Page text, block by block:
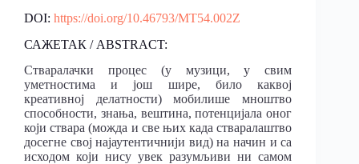
DOI: https://doi.org/10.46793/MT54.002Z
САЖЕТАК / ABSTRACT:
Стваралачки процес (у музици, у свим
уметностима и још шире, било каквој
креативној делатности) мобилише мноштво
способности, знања, вештина, потенцијала оног
који ствара (можда и све њих када стваралаштво
досегне свој најаутентичнији вид) на начин и са
исходом који нису увек разумљиви ни самом